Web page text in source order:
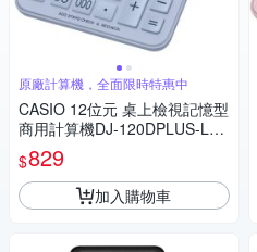
原廠計算機，全面限時特惠中
CASIO 12位元 桌上檢視記憶型
商用計算機DJ-120DPLUS-LB
(藍色)
$829
加入購物車